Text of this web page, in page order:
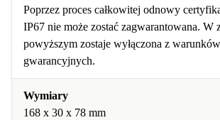
Poprzez proces całkowitej odnowy
IP67 nie może zostać zagwarantowana. W
powyższym zostaje wyłączona z warunków
gwarancyjnych.
Wymiary
168 x 30 x 78 mm